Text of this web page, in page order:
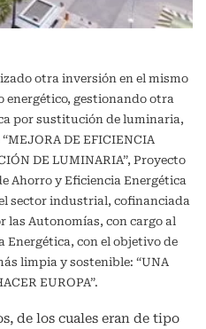
otra inversión en el mismo
energético, gestionando otra
por sustitución de luminaria,
DE EFICIENCIA
DE LUMINARIA”, Proyecto
Ahorro y Eficiencia Energética
sector industrial, cofinanciada
las Autonomías, con cargo al
Energética, con el objetivo de
limpia y sostenible: “UNA
EUROPA”.
de los cuales eran de tipo